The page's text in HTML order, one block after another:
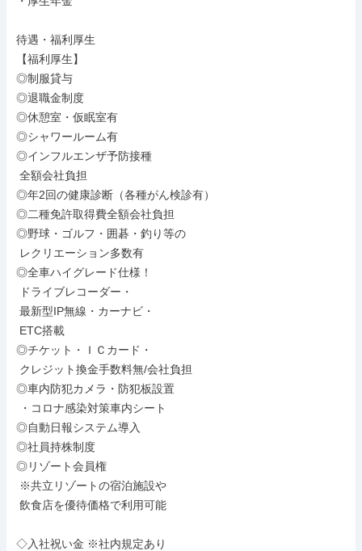
待遇・福利厚生
【福利厚生】
◎制服貸与
◎退職金制度
◎休憩室・仮眠室有
◎シャワールーム有
◎インフルエンザ予防接種
◎年2回の健康診断（各種がん検診有）
◎二種免許取得費全額会社負担
◎野球・ゴルフ・囲碁・釣り等の
◎全車ハイグレード仕様！
◎チケット・ＩＣカード・
◎車内防犯カメラ・防犯板設置
◎自動日報システム導入
◎社員持株制度
◎リゾート会員権
◇入社祝い金 ※社内規定あり